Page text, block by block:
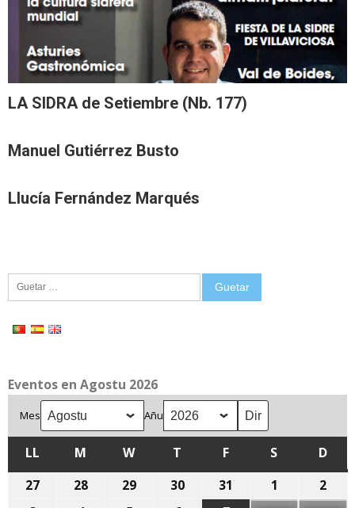
LA SIDRA de Setiembre (Nb. 177)
Manuel Gutiérrez Busto
Llucía Fernández Marqués
Eventos en Agostu 2026
Mes Añu
LL LLUNES
M MARTES
WMIÉRCOLES
T XUEVESFVIENRES
S SÁBADU
D
27
28 29 30 31 1 2